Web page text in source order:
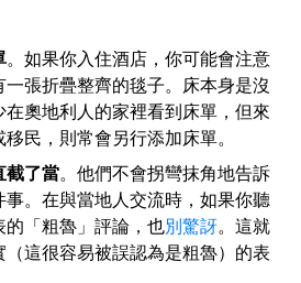
。如果你入住酒店，你可能會注意
張折疊整齊的毯子。床本身是沒
奧地利人的家裡看到床單，但來
民，則常會另行添加床單。
截了當。他們不會拐彎抹角地告訴
事。在與當地人交流時，如果你聽
的「粗魯」評論，也別驚訝。這就
（這很容易被誤認為是粗魯）的表